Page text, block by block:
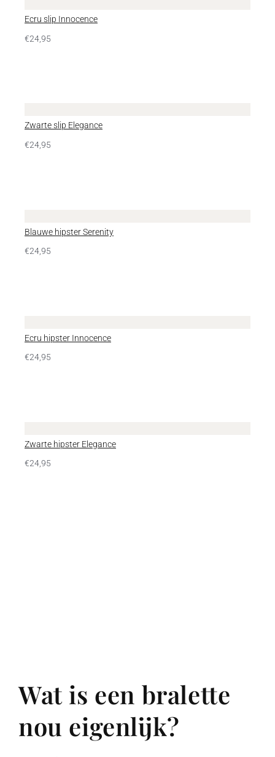
Ecru slip Innocence
€24,95
Zwarte slip Elegance
€24,95
Blauwe hipster Serenity
€24,95
Ecru hipster Innocence
€24,95
Zwarte hipster Elegance
€24,95
Wat is een bralette
nou eigenlijk?